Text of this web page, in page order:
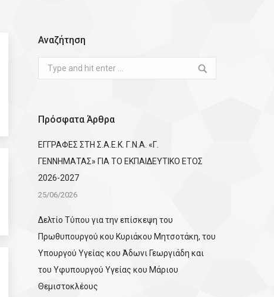
Αναζήτηση
Search:
Πρόσφατα Άρθρα
ΕΓΓΡΑΦΕΣ ΣΤΗ Σ.Α.Ε.Κ. Γ.Ν.Α. «Γ.
ΓΕΝΝΗΜΑΤΑΣ» ΓΙΑ ΤΟ ΕΚΠΑΙΔΕΥΤΙΚΟ ΕΤΟΣ
2026-2027
25/06/2026
Δελτίο Τύπου για την επίσκεψη του
Πρωθυπουργού κου Κυριάκου Μητσοτάκη, του
Υπουργού Υγείας κου Άδωνι Γεωργιάδη και
του Υφυπουργού Υγείας κου Μάριου
Θεμιστοκλέους